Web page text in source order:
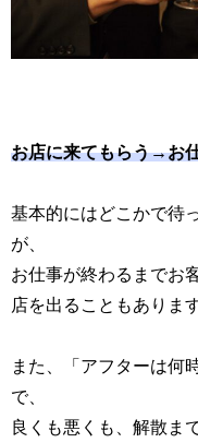
お店に来てもらう→お
基本的にはどこかで待
が、
お仕事が終わるまでお
店を出ることもありま
また、「アフターは何
で、
良くも悪くも、解散ま